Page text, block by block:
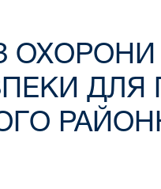
ОХОРОНИ
ДЛЯ